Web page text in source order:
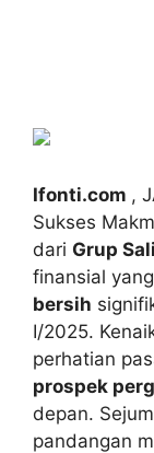
Ifonti.com ,
Sukses
dari Grup
finansial
bersih
I/2025.
perhatian
prospek
depan.
pandangan